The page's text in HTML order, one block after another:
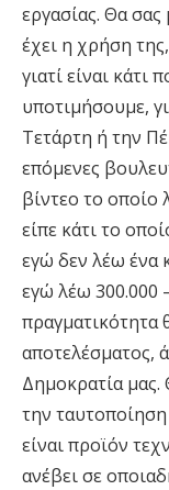
εργασίας. Θα
έχει η χρήση
γιατί είναι
υποτιμήσουμε,
Τετάρτη ή την
επόμενες
βίντεο το οποίο
είπε κάτι το
εγώ δεν λέω ένα
εγώ λέω 300.000
πραγματικότητα
αποτελέσματος,
Δημοκρατία
την
είναι προϊόν
ανέβει σε